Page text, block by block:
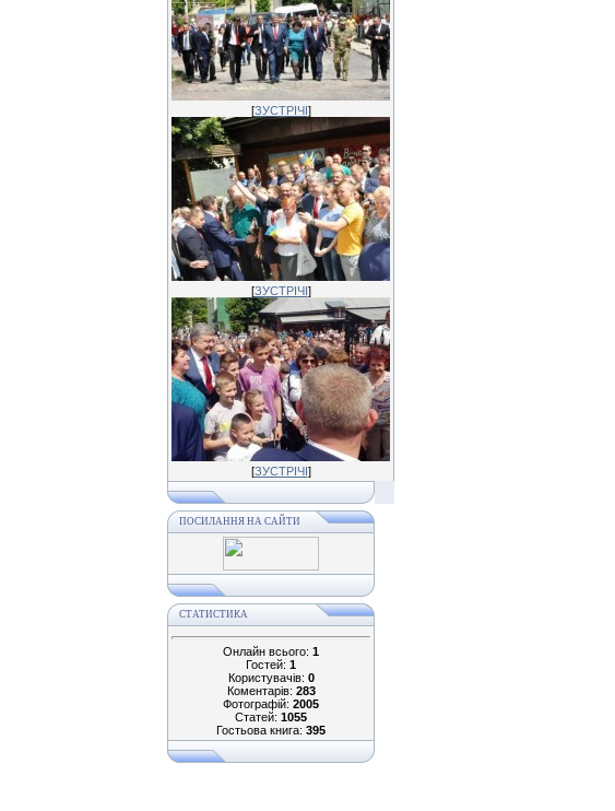
[ЗУСТРІЧІ]
[ЗУСТРІЧІ]
[ЗУСТРІЧІ]
ПОСИЛАННЯ НА САЙТИ
СТАТИСТИКА
Онлайн всього: 1
Гостей: 1
Користувачів: 0
Коментарів: 283
Фотографій: 2005
Статей: 1055
Гостьова книга: 395